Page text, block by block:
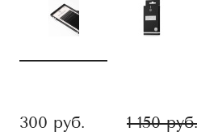
300 руб. 1 150руб.